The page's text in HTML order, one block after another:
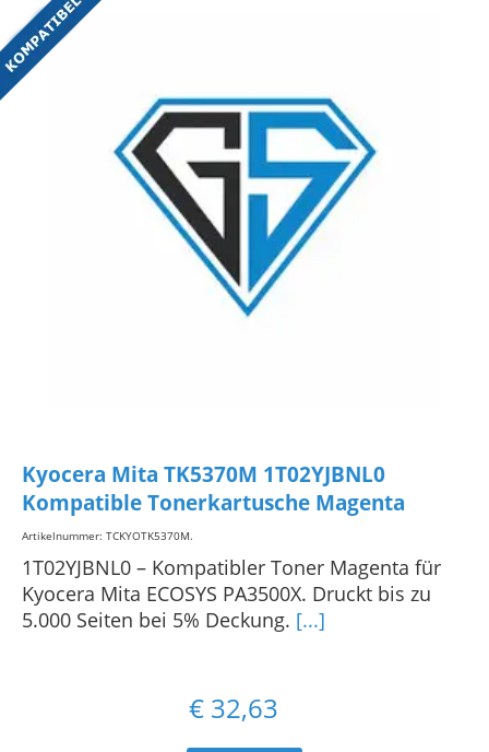
Kyocera Mita TK5370M 1T02YJBNL0
Kompatible Tonerkartusche Magenta
Artikelnummer: TCKYOTK5370M.
1T02YJBNL0 – Kompatibler Toner Magenta für
Kyocera Mita ECOSYS PA3500X. Druckt bis zu
5.000 Seiten bei 5% Deckung. [...]
€ 32,63